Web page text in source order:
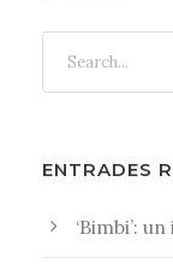
ENTRADES
‘Bimbi’: